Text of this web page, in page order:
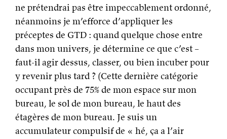
ne prétendrai pas être impeccablement ordonné,
néanmoins je m’efforce d’appliquer les
préceptes de GTD : quand quelque chose entre
dans mon univers, je détermine ce que c’est –
faut-il agir dessus, classer, ou bien incuber pour
y revenir plus tard ? (Cette dernière catégorie
occupant près de 75% de mon espace sur mon
bureau, le sol de mon bureau, le haut des
étagères de mon bureau. Je suis un
accumulateur compulsif de « hé, ça a l’air